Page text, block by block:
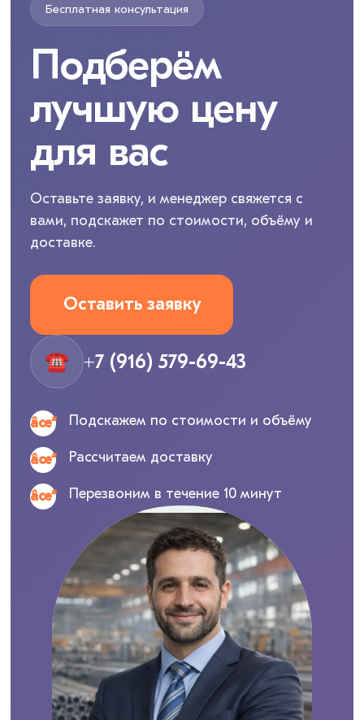
Бесплатная консультация
Подберём
лучшую цену
для вас
Оставьте заявку, и менеджер свяжется с
вами, подскажет по стоимости, объёму и
доставке.
Оставить заявку
☎ +7 (916) 579-69-43
Подскажем по стоимости и объёму
Рассчитаем доставку
Перезвоним в течение 10 минут